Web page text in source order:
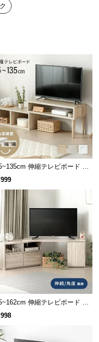
高さ
約31㎝
伸縮テレビボード 角
整 木目調／マーブル調 オープ
伸縮テレビボード ア
ジ多彩 収納スペース多彩 角度
可能